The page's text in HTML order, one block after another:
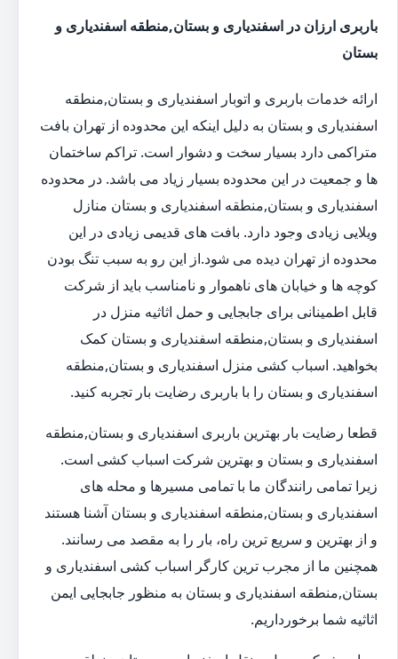
باربری ارزان در اسفندیاری و بستان,منطقه اسفندیاری و
بستان
ارائه خدمات باربری و اتوبار اسفندیاری و بستان,منطقه
اسفندیاری و بستان به دلیل اینکه این محدوده از تهران بافت
متراکمی دارد بسیار سخت و دشوار است. تراکم ساختمان
ها و جمعیت در این محدوده بسیار زیاد می باشد. در محدوده
اسفندیاری و بستان,منطقه اسفندیاری و بستان منازل
ویلایی زیادی وجود دارد. بافت های قدیمی زیادی در این
محدوده از تهران دیده می شود.از این رو به سبب تنگ بودن
کوچه ها و خیابان های ناهموار و نامناسب باید از شرکت
قابل اطمینانی برای جابجایی و حمل اثاثیه منزل در
اسفندیاری و بستان,منطقه اسفندیاری و بستان کمک
بخواهید. اسباب کشی منزل اسفندیاری و بستان,منطقه
اسفندیاری و بستان را با باربری رضایت بار تجربه کنید.
قطعا رضایت بار بهترین باربری اسفندیاری و بستان,منطقه
اسفندیاری و بستان و بهترین شرکت اسباب کشی است.
زیرا تمامی رانندگان ما با تمامی مسیرها و محله های
اسفندیاری و بستان,منطقه اسفندیاری و بستان آشنا هستند
و از بهترین و سریع ترین راه، بار را به مقصد می رسانند.
همچنین ما از مجرب ترین کارگر اسباب کشی اسفندیاری و
بستان,منطقه اسفندیاری و بستان به منظور جابجایی ایمن
اثاثیه شما برخورداریم.